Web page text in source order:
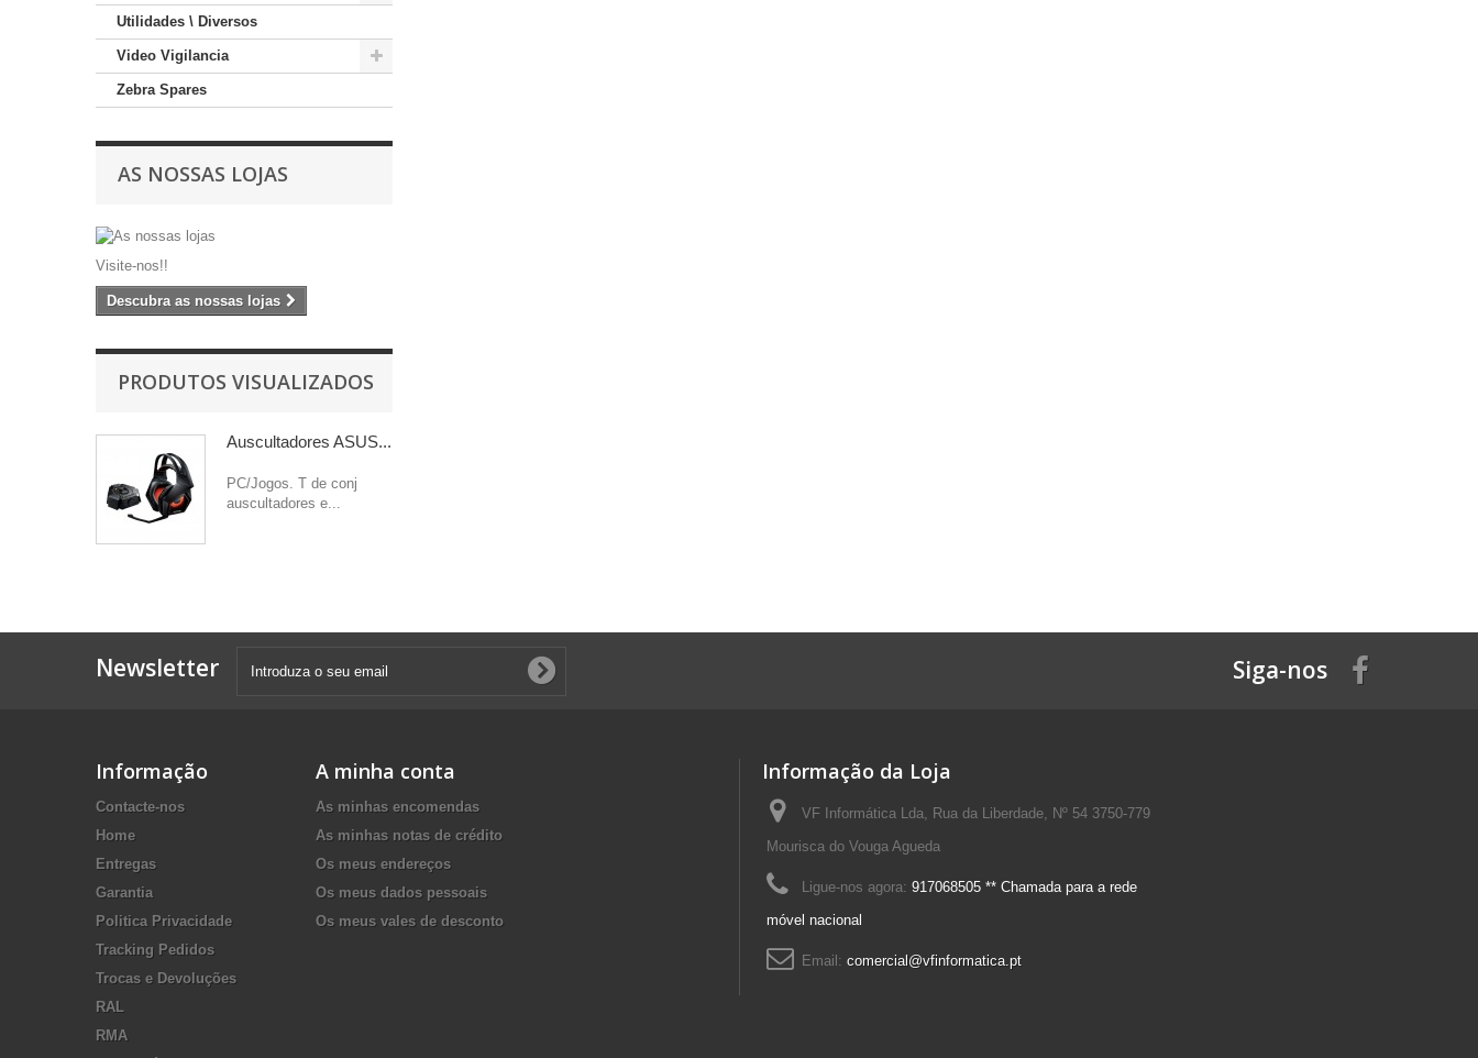
Utilidades \ Diversos
Video Vigilancia
Zebra Spares
AS NOSSAS LOJAS
Visite-nos!!
Descubra as nossas lojas
PRODUTOS VISUALIZADOS
Auscultadores ASUS...
PC/Jogos. T de conj
auscultadores e...
Newsletter Siga-nos
Informação
Contacte-nos
Home
Entregas
Garantia
Politica Privacidade
Tracking Pedidos
Trocas e Devoluções
RAL
RMA
A minha conta
As minhas encomendas
As minhas notas de crédito
Os meus endereços
Os meus dados pessoais
Os meus vales de desconto
Informação da Loja
VF Informática Lda, Rua da Liberdade, Nº 54 3750-779
Mourisca do Vouga Agueda
Ligue-nos agora: 917068505 ** Chamada para a rede
móvel nacional
Email: comercial@vfinformatica.pt